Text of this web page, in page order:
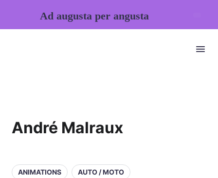
André Malraux
ANIMATIONS AUTO / MOTO
Ad augusta per angusta